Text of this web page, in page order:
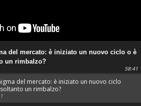
del mercato: è iniziato un nuovo ciclo o è
un rimbalzo?
58:41
del mercato: è iniziato un nuovo ciclo
un rimbalzo?